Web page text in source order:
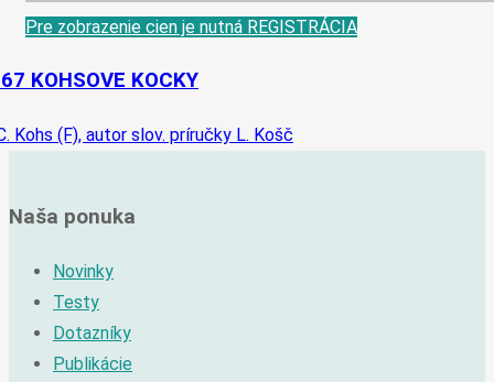
Pre zobrazenie cien je nutná REGISTRÁCIA
KOHSOVE KOCKY
Kohs (F), autor slov. príručky L. Košč
Naša ponuka
Novinky
Testy
Dotazníky
Publikácie